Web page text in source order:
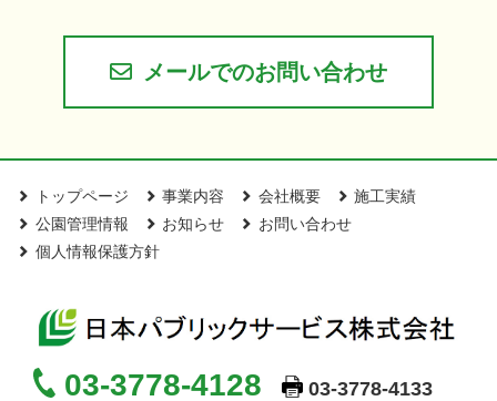
メールでのお問い合わせ
トップページ 事業内容 会社概要
施工実績
公園管理情報
お知らせ
お問い合わせ
個人情報保護方針
03-3778-4128 03-3778-4133